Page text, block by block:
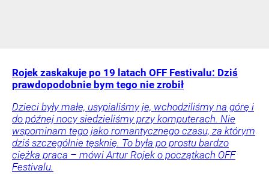
Rojek zaskakuje po 19 latach OFF Festivalu: Dziś
prawdopodobnie bym tego nie zrobił
Dzieci były małe, usypialiśmy je, wchodziliśmy na górę i
do późnej nocy siedzieliśmy przy komputerach. Nie
wspominam tego jako romantycznego czasu, za którym
dziś szczególnie tęsknię. To była po prostu bardzo
ciężka praca – mówi Artur Rojek o początkach OFF
Festivalu.